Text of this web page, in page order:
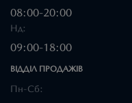
08:00-20:00
Нд:
09:00-18:00
ВІДДІЛ ПРОДАЖІВ
Пн-Сб: